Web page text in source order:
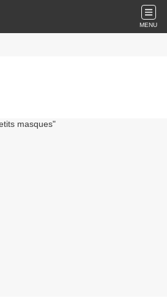
MENU